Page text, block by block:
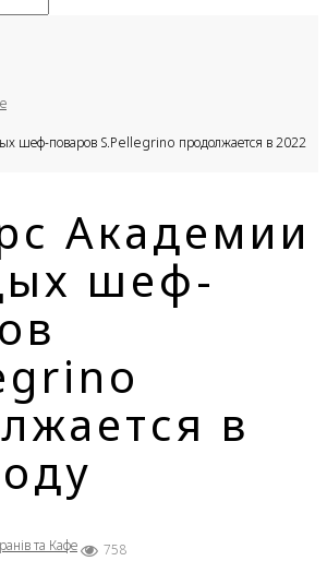
шеф-поваров S.Pellegrino продолжается в 2022
Академии
шеф-
в
та Кафе 758